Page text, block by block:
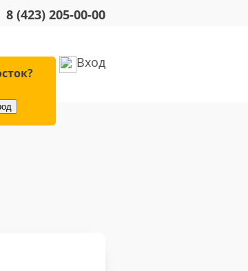
8 (423) 205-00-00
Вход